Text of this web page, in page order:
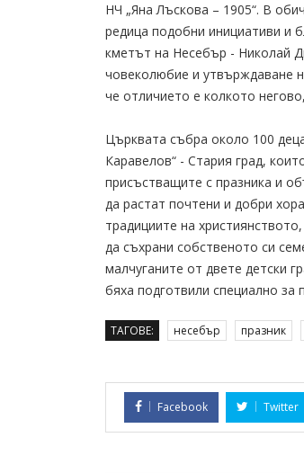
НЧ „Яна Лъскова – 1905“. В
редица подобни инициативи и
кметът на Несебър - Николай
човеколюбие и утвърждаване
че отличието е колкото
Църквата събра около 100
Каравелов“ - Стария град,
присъстващите с празника и
да растат почтени и добри
традициите на
да съхрани собственото си
малчуганите от двете детски
бяха подготвили специално за
ТАГОВЕ: несебър празник
Facebook Twitter